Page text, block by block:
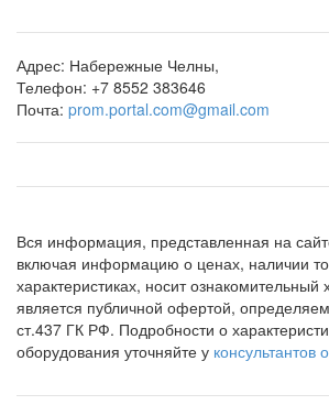
Адрес: Набережные Челны,
Телефон: +7 8552 383646
Почта: prom.portal.com@gmail.com
Вся информация, представленная на
включая информацию о ценах, наличии
характеристиках, носит ознакомительный
является публичной офертой,
ст.437 ГК РФ. Подробности о
оборудования уточняйте у консультантов